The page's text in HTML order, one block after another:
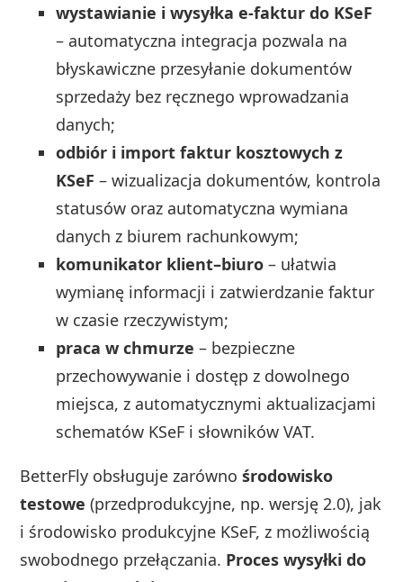
wystawianie i wysyłka e-faktur do KSeF
– automatyczna integracja pozwala na
błyskawiczne przesyłanie dokumentów
sprzedaży bez ręcznego wprowadzania
danych;
odbiór i import faktur kosztowych z
KSeF – wizualizacja dokumentów, kontrola
statusów oraz automatyczna wymiana
danych z biurem rachunkowym;
komunikator klient–biuro – ułatwia
wymianę informacji i zatwierdzanie faktur
w czasie rzeczywistym;
praca w chmurze – bezpieczne
przechowywanie i dostęp z dowolnego
miejsca, z automatycznymi aktualizacjami
schematów KSeF i słowników VAT.
BetterFly obsługuje zarównośrodowisko
testowe (przedprodukcyjne, np. wersję 2.0), jak
i środowisko produkcyjne KSeF, z możliwością
swobodnego przełączania. Proces wysyłki do